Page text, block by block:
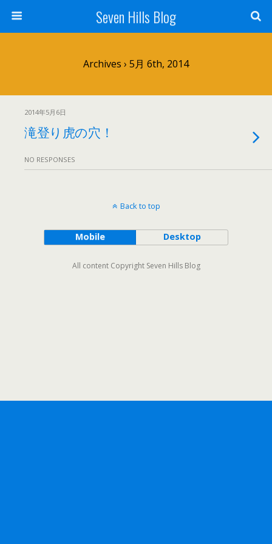
Seven Hills Blog
Archives › 5月 6th, 2014
2014年5月6日
滝登り虎の穴！
NO RESPONSES
Back to top
Mobile Desktop
All content Copyright Seven Hills Blog